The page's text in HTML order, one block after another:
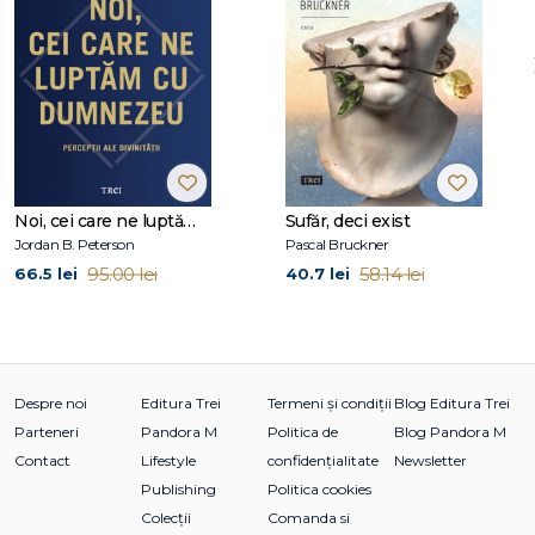
micşorez!…, Păzea, se-ntoarce Moş Crăciun!, Paria), precum
şi volumele de eseuri (Noua dezordine amoroasă, Fanaticii
apocalipsei, Paradoxul iubirii, Căsătoria din dragoste, Euforia
perpetuă, Mizeria prosperităţii, Tirania penitenţei. Eseu
despre maso-chismul occidental).
Noi, cei care ne luptăm cu Dumnezeu
Jordan B. Peterson
66.5 lei 95.00 lei
Sufăr, deci exist
Pascal Bruckner
40.7 lei 58.14 lei
Despre noi
Parteneri
Contact
Editura Trei
Pandora M
Lifestyle
Publishing
Colecții
Termeni și condiții
Politica de
confidențialitate
Politica cookies
Comanda si
Blog Editura Trei
Blog Pandora M
Newsletter